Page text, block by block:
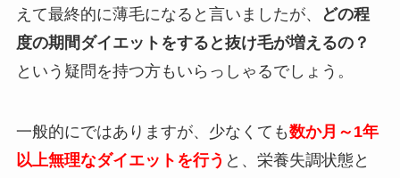
えて最終的に薄毛になると言いましたが、
どの程
度の期間ダイエットをすると抜け毛が増えるの？
という疑問を持つ方もいらっしゃるでしょう。
一般的にではありますが、少なくても数か月～1年
以上無理なダイエットを行う と、栄養失調状態と